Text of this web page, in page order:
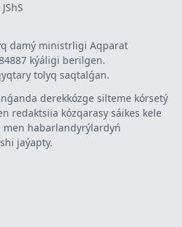
damý ministrligi Aqparat
kýáligi berilgen.
tolyq saqtalǵan.
derekkózge silteme kórsetý
redaktsiia kózqarasy sáikes kele
men habarlandyrýlardyń
jaýapty.